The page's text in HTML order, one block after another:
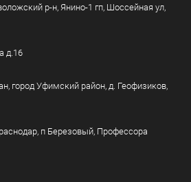
р-н, Янино-1 гп, Шоссейная ул,
д.16
город Уфимский район, д. Геофизиков,
п Березовый, Профессора